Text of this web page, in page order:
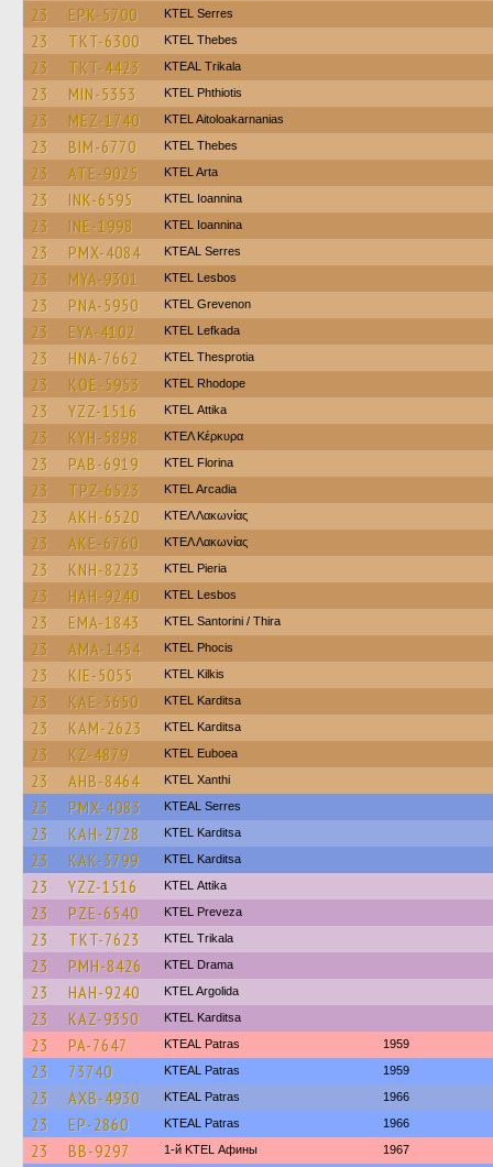
23 EPK-5700 KTEL Serres
23 TKT-6300 KTEL Thebes
23 TKT-4423 KTEAL Trikala
23 MIN-5353 ΚΤΕL Phthiotis
23 MEZ-1740 KTEL Aitoloakarnanias
23 BIM-6770 KTEL Thebes
23 ATE-9025 KTEL Arta
23 INK-6595 KTEL Ioannina
23 INE-1998 KTEL Ioannina
23 PMX-4084 KTEAL Serres
23 MYA-9301 KTEL Lesbos
23 PNA-5950 ΚΤΕL Grevenon
23 EYA-4102 KTEL Lefkada
23 HNA-7662 KTEL Thesprotia
23 KOE-5953 KTEL Rhodope
23 YZZ-1516 KΤΕL Αttika
23 KYH-5898 ΚΤΕΛ Κέρκυρα
23 PAB-6919 KTEL Florina
23 TPZ-6523 KTEL Arcadia
23 AKH-6520 ΚΤΕΛ Λακωνίας
23 AKE-6760 ΚΤΕΛ Λακωνίας
23 KNH-8223 KTEL Pieria
23 HAH-9240 KTEL Lesbos
23 EMA-1843 KTEL Santorini / Thira
23 AMA-1454 ΚΤΕL Phocis
23 KIE-5055 KTEL Kilkis
23 KAE-3650 ΚΤΕL Karditsa
23 KAM-2623 ΚΤΕL Karditsa
23 KZ-4879 ΚΤΕL Euboea
23 AHB-8464 KTEL Xanthi
23 PMX-4083 KTEAL Serres
23 KAH-2728 ΚΤΕL Karditsa
23 KAK-3799 ΚΤΕL Karditsa
23 YZZ-1516 KΤΕL Αttika
23 PZE-6540 KTEL Preveza
23 TKT-7623 ΚΤΕL Τrikala
23 PMH-8426 KTEL Drama
23 HAH-9240 KTEL Argolida
23 KAZ-9350 ΚΤΕL Karditsa
23 PA-7647 KTEAL Patras 1959
23 73740 KTEAL Patras 1959
23 AXB-4930 KTEAL Patras 1966
23 EP-2860 KTEAL Patras 1966
23 BB-9297 1-й KTEL Афины 1967